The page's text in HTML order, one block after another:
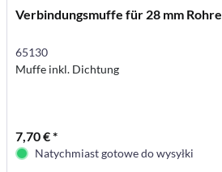
Verbindungsmuffe für 28 mm Rohre
65130
Muffe inkl. Dichtung
7,70 € *
Natychmiast gotowe do wysyłki